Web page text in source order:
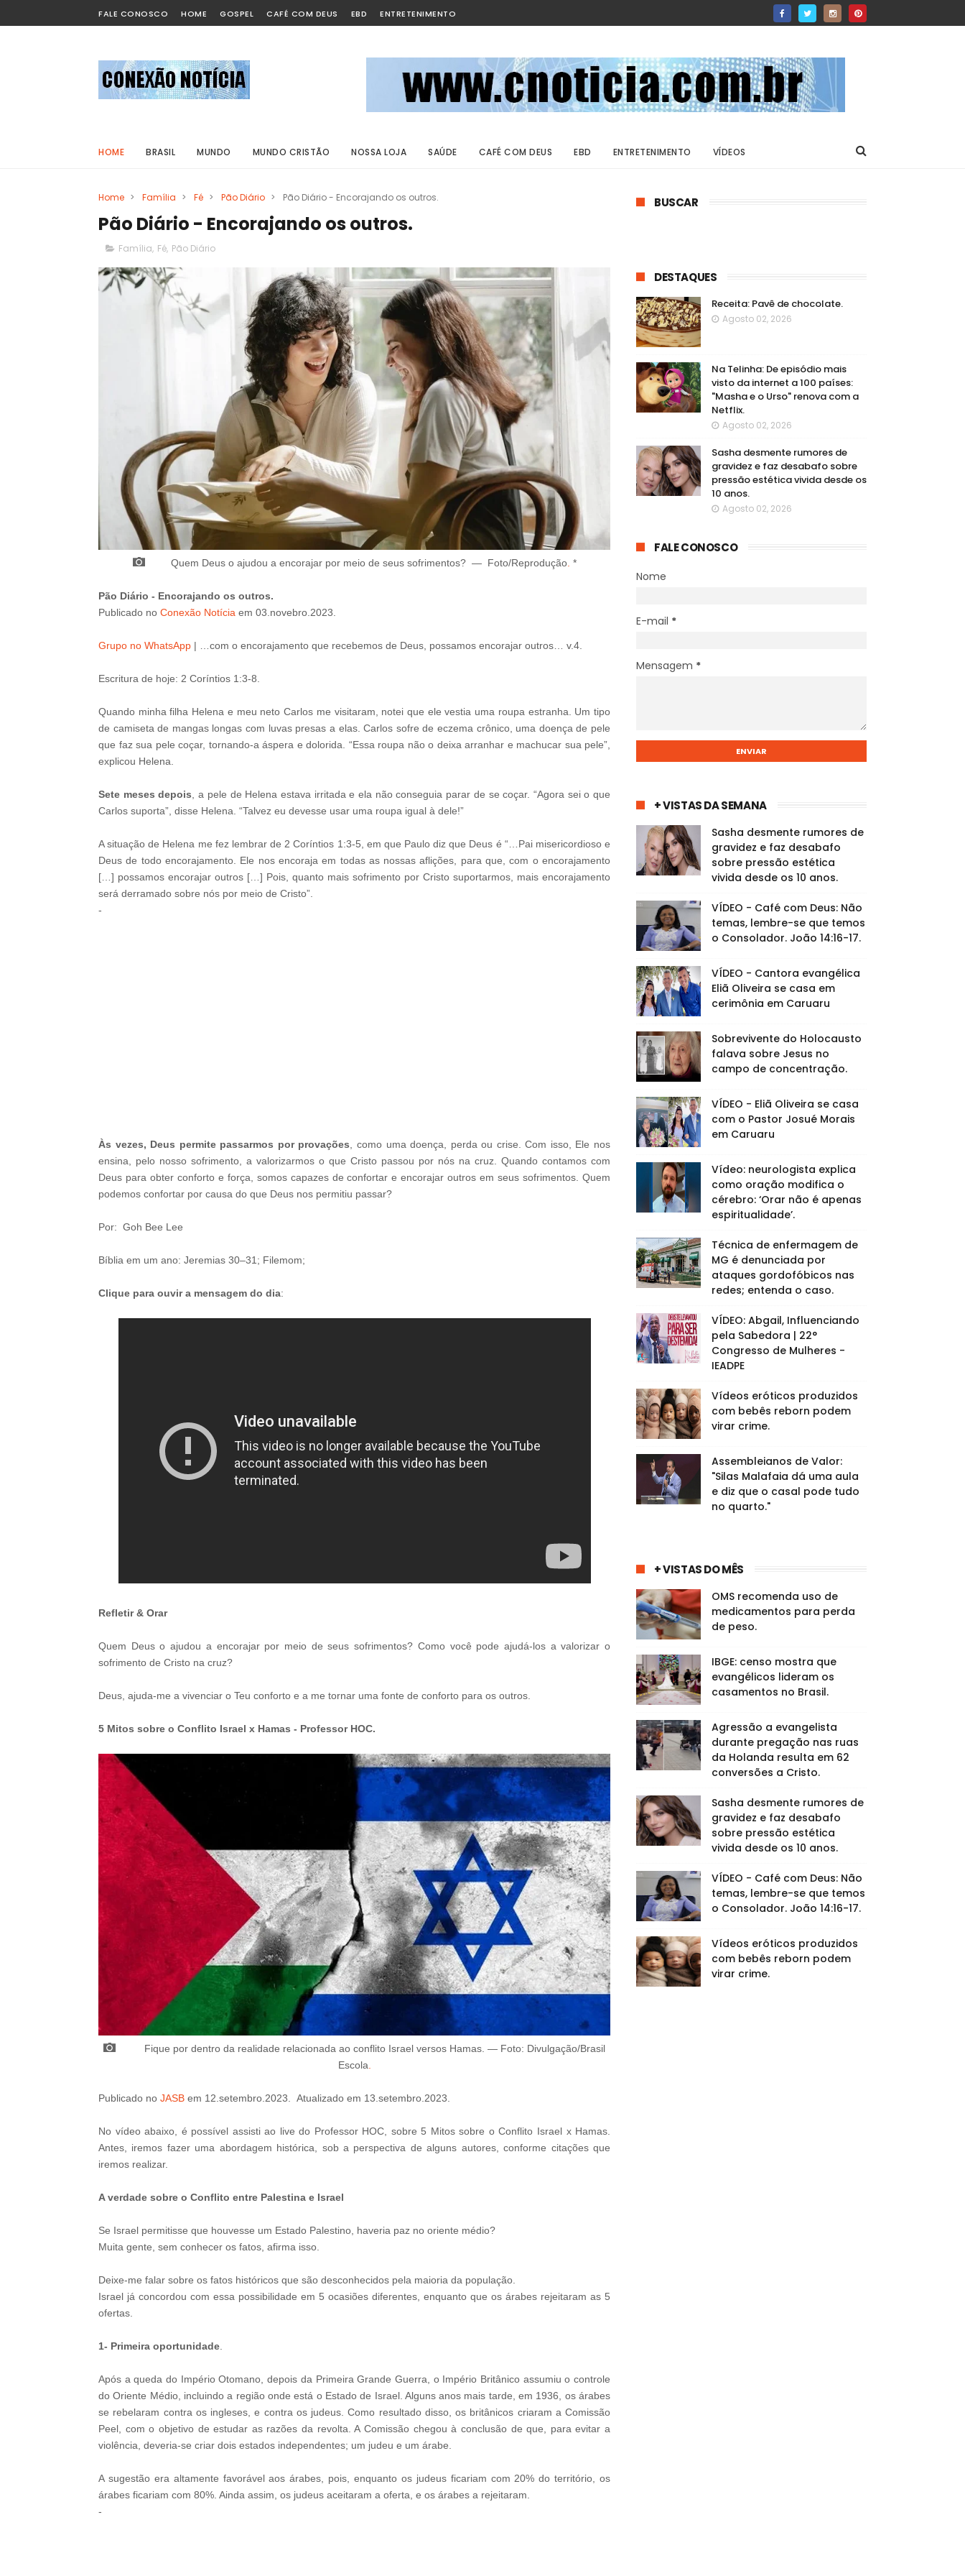
FALE CONOSCO HOME GOSPEL CAFÉ COM DEUS EBD ENTRETENIMENTO
HOME BRASIL MUNDO MUNDO CRISTÃO NOSSA LOJA SAÚDE CAFÉ COM DEUS EBD ENTRETENIMENTO VÍDEOS
Home > Família > Fé > Pão Diário > Pão Diário - Encorajando os outros.
Pão Diário - Encorajando os outros.
Família, Fé, Pão Diário
Quem Deus o ajudou a encorajar por meio de seus sofrimentos? — Foto/Reprodução. *
Pão Diário - Encorajando os outros.
Publicado no Conexão Notícia em 03 .novebro .2023.
Grupo no WhatsApp | …com o encorajamento que recebemos de Deus, possamos encorajar outros… v.4.
Escritura de hoje: 2 Coríntios 1:3-8.
Quando minha filha Helena e meu neto Carlos me visitaram, notei que ele vestia uma roupa estranha. Um tipo
de camiseta de mangas longas com luvas presas a elas. Carlos sofre de eczema crônico, uma doença de pele
que faz sua pele coçar, tornando-a áspera e dolorida. “Essa roupa não o deixa arranhar e machucar sua pele”,
explicou Helena.
Sete meses depois , a pele de Helena estava irritada e ela não conseguia parar de se coçar. “Agora sei o que
Carlos suporta”, disse Helena. “Talvez eu devesse usar uma roupa igual à dele!”
A situação de Helena me fez lembrar de 2 Coríntios 1:3-5, em que Paulo diz que Deus é “…Pai misericordioso e
Deus de todo encorajamento. Ele nos encoraja em todas as nossas aflições, para que, com o encorajamento
[…] possamos encorajar outros […] Pois, quanto mais sofrimento por Cristo suportarmos, mais encorajamento
será derramado sobre nós por meio de Cristo”.
-
Às vezes, Deus permite passarmos por provações , como uma doença, perda ou crise. Com isso, Ele nos
ensina, pelo nosso sofrimento, a valorizarmos o que Cristo passou por nós na cruz. Quando contamos com
Deus para obter conforto e força, somos capazes de confortar e encorajar outros em seus sofrimentos. Quem
podemos confortar por causa do que Deus nos permitiu passar?
Por: Goh Bee Lee
Bíblia em um ano: Jeremias 30–31; Filemom;
Clique para ouvir a mensagem do dia:
Refletir & Orar
Quem Deus o ajudou a encorajar por meio de seus sofrimentos? Como você pode ajudá-los a valorizar o
sofrimento de Cristo na cruz?
Deus, ajuda-me a vivenciar o Teu conforto e a me tornar uma fonte de conforto para os outros.
5 Mitos sobre o Conflito Israel x Hamas - Professor HOC.
Fique por dentro da realidade relacionada ao conflito Israel versos Hamas. — Foto: Divulgação/Brasil
Escola.
Publicado no JASB em 12.setembro.2023. Atualizado em 13.setembro.2023.
No vídeo abaixo, é possível assisti ao live do Professor HOC, sobre 5 Mitos sobre o Conflito Israel x Hamas.
Antes, iremos fazer uma abordagem histórica, sob a perspectiva de alguns autores, conforme citações que
iremos realizar.
A verdade sobre o Conflito entre Palestina e Israel
Se Israel permitisse que houvesse um Estado Palestino, haveria paz no oriente médio?
Muita gente, sem conhecer os fatos, afirma isso.
Deixe-me falar sobre os fatos históricos que são desconhecidos pela maioria da população.
Israel já concordou com essa possibilidade em 5 ocasiões diferentes, enquanto que os árabes rejeitaram as 5
ofertas.
1- Primeira oportunidade.
Após a queda do Império Otomano, depois da Primeira Grande Guerra, o Império Britânico assumiu o controle
do Oriente Médio, incluindo a região onde está o Estado de Israel. Alguns anos mais tarde, em 1936, os árabes
se rebelaram contra os ingleses, e contra os judeus. Como resultado disso, os britânicos criaram a Comissão
Peel, com o objetivo de estudar as razões da revolta. A Comissão chegou à conclusão de que, para evitar a
violência, deveria-se criar dois estados independentes; um judeu e um árabe.
A sugestão era altamente favorável aos árabes, pois, enquanto os judeus ficariam com 20% do território, os
árabes ficariam com 80%. Ainda assim, os judeus aceitaram a oferta, e os árabes a rejeitaram.
-
BUSCAR
DESTAQUES
Receita: Pavê de chocolate.
Agosto 02, 2026
Na Telinha: De episódio mais
visto da internet a 100 países:
"Masha e o Urso" renova com a
Netflix.
Agosto 02, 2026
Sasha desmente rumores de
gravidez e faz desabafo sobre
pressão estética vivida desde os
10 anos.
Agosto 02, 2026
FALE CONOSCO
Nome
E-mail *
Mensagem *
+ VISTAS DA SEMANA
Sasha desmente rumores de
gravidez e faz desabafo
sobre pressão estética
vivida desde os 10 anos.
VÍDEO - Café com Deus: Não
temas, lembre-se que temos
o Consolador. João 14:16-17.
VÍDEO - Cantora evangélica
Eliã Oliveira se casa em
cerimônia em Caruaru
Sobrevivente do Holocausto
falava sobre Jesus no
campo de concentração.
VÍDEO - Eliã Oliveira se casa
com o Pastor Josué Morais
em Caruaru
Vídeo: neurologista explica
como oração modifica o
cérebro: ‘Orar não é apenas
espiritualidade’.
Técnica de enfermagem de
MG é denunciada por
ataques gordofóbicos nas
redes; entenda o caso.
VÍDEO: Abgail, Influenciando
pela Sabedora | 22°
Congresso de Mulheres -
IEADPE
Vídeos eróticos produzidos
com bebês reborn podem
virar crime.
Assembleianos de Valor:
"Silas Malafaia dá uma aula
e diz que o casal pode tudo
no quarto."
+ VISTAS DO MÊS
OMS recomenda uso de
medicamentos para perda
de peso.
IBGE: censo mostra que
evangélicos lideram os
casamentos no Brasil.
Agressão a evangelista
durante pregação nas ruas
da Holanda resulta em 62
conversões a Cristo.
Sasha desmente rumores de
gravidez e faz desabafo
sobre pressão estética
vivida desde os 10 anos.
VÍDEO - Café com Deus: Não
temas, lembre-se que temos
o Consolador. João 14:16-17.
Vídeos eróticos produzidos
com bebês reborn podem
virar crime.